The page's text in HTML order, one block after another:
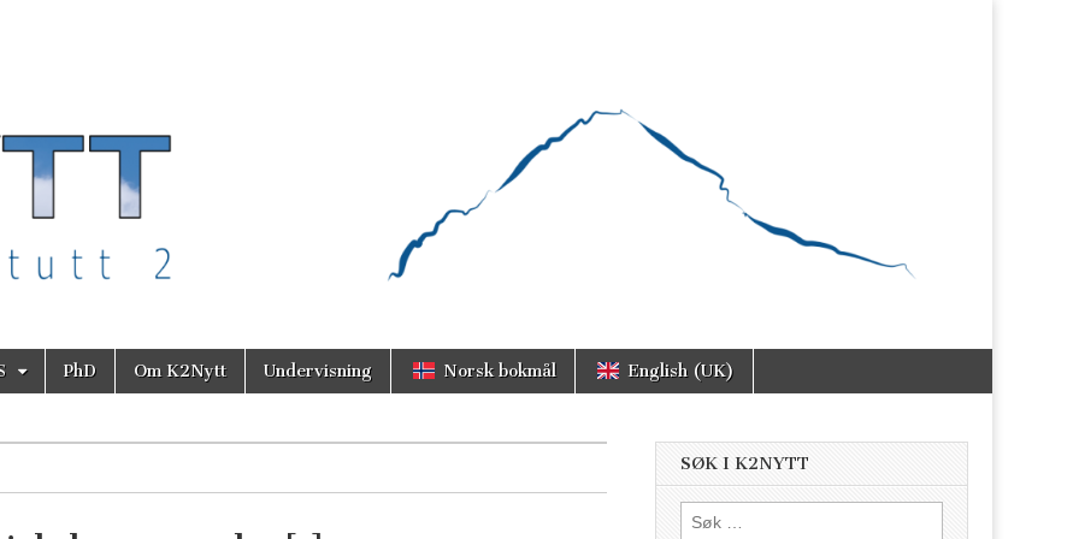
PhD Om K2Nytt Undervisning Norsk bokmål English (UK)
SØK I K2NYTT
Søk